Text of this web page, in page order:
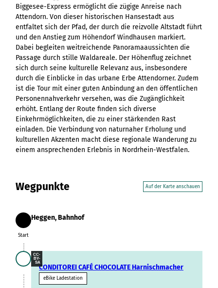
Hambur
ger
Menü -
Variante
3
Hambur
ger
Menü -
Variante
4
Variante 0
Variante 1
Kachel &
Kachelwand
Übersicht
3er-Raster
4er-Raster
Kachel-Slider
Link-Liste
Mediengalerie
Übersicht
Variante 0
Variante 1
Variante 2
Variante 3
Mini-Teaser
Silhouette
Tabelle
Text und
Vertikale
Timeline
Ergebnisliste
Ergebnisliste: div
Filter zu Höhen
Ergebnisliste:
individueller Filter
"beste Reisezeit"
Übersicht
Ergebnisliste
Intelligenz trifft
Content Creation:
Der KI-Wizard und
KI-Checker in
one.data
Übersicht
Variante 0
Variante 1
destination.epaper
destination.guestcard
destination.highlight
destination.html
destination.imageclick
destination.language
destination.login
destination.logo
destination.mail
destination.multisearch
destination.tab
destination.teaserwall
destination.tide
destination.topspot
Übersicht
Variante 0
Variante 1
destination.trilogy
Übersicht
Variante 0
Variante 1
destination.weather
Übersicht
Variante 0
Variante 1
Variante 2
destination.youtube
Biggesee-Express ermöglicht die zügige Anreise nach
Attendorn. Von dieser historischen Hansestadt aus
entfaltet sich der Pfad, der durch die reizvolle Altstadt führt
und den Anstieg zum Höhendorf Windhausen markiert.
Dabei begleiten weitreichende Panoramaaussichten die
Passage durch stille Waldareale. Der Höhenflug zeichnet
sich durch seine kulturelle Relevanz aus, insbesondere
durch die Einblicke in das urbane Erbe Attendorner. Zudem
ist die Tour mit einer guten Anbindung an den öffentlichen
Personennahverkehr versehen, was die Zugänglichkeit
erhöht. Entlang der Route finden sich diverse
Einkehrmöglichkeiten, die zu einer stärkenden Rast
einladen. Die Verbindung von naturnaher Erholung und
kulturellen Akzenten macht diese regionale Wanderung zu
einem ansprechenden Erlebnis in Nordrhein-Westfalen.
Wegpunkte Auf der Karte anschauen
Start
Start
Heggen, Bahnhof
CC-
BY-
SA
CONDITOREI CAFÉ CHOCOLATE Harnischmacher
eBike Ladestation